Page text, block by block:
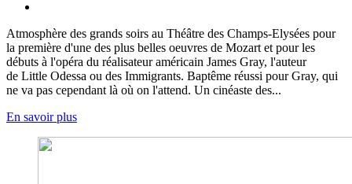
Atmosphère des grands soirs au Théâtre des Champs-Elysées pour
la première d'une des plus belles oeuvres de Mozart et pour les
débuts à l'opéra du réalisateur américain James Gray, l'auteur
de Little Odessa ou des Immigrants. Baptême réussi pour Gray, qui
ne va pas cependant là où on l'attend. Un cinéaste des...
En savoir plus